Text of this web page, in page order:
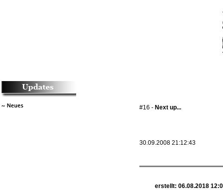
#16 - Next up...
30.09.2008 21:12:43
erstellt: 06.08.2018